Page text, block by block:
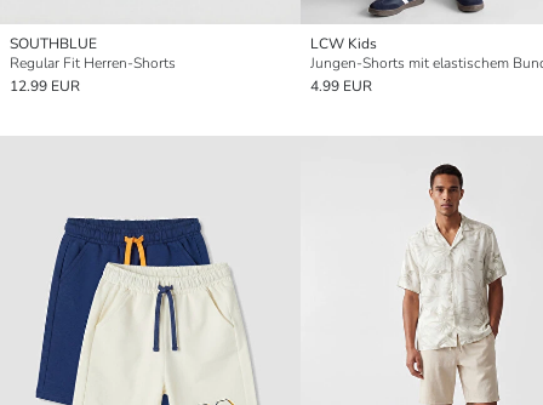
SOUTHBLUE
Regular Fit Herren-Shorts
12.99 EUR
LCW Kids
Jungen-Shorts mit elastischem
4.99 EUR